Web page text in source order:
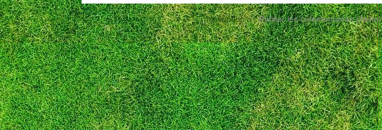
Inscription à :Publier les commentaires (Atom)